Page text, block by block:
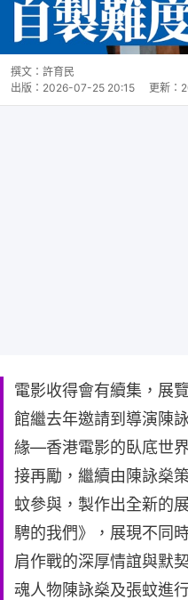
撰文： 許育民
出版： 2026-07-25 20:15 更新：
電影收得會有續集，展
館繼去年邀請到導演陳
緣—香港電影的臥底世
接再勵，繼續由陳詠燊
蚊參與，製作出全新的
騁的我們》，展現不同
肩作戰的深厚情誼與默
魂人物陳詠燊及張蚊進